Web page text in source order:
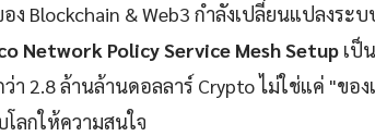
อง Blockchain & Web3 กำลังเปลี่ยนแปลงระ
Network Policy Service Mesh Setup เป็
ว่า 2.8 ล้านล้านดอลลาร์ Crypto ไม่ใช่แค่ "ข
โลกให้ความสนใจ